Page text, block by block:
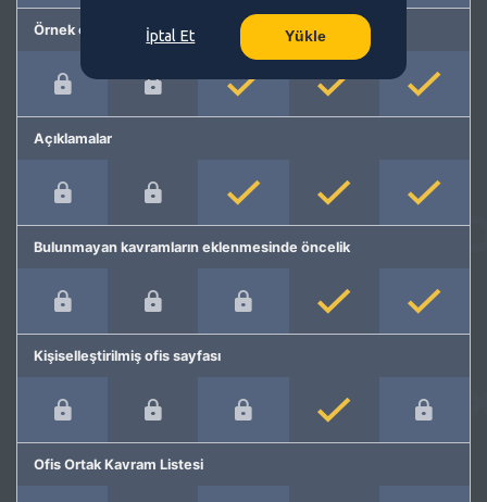
Örnek cümleler
Açıklamalar
Bulunmayan kavramların eklenmesinde öncelik
Kişiselleştirilmiş ofis sayfası
Ofis Ortak Kavram Listesi
İptal Et Yükle